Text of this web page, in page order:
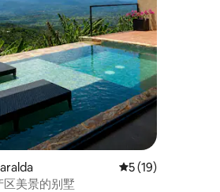
分），共 6 条评价
平均评分 5 分（满
5 (19)
美景的别墅